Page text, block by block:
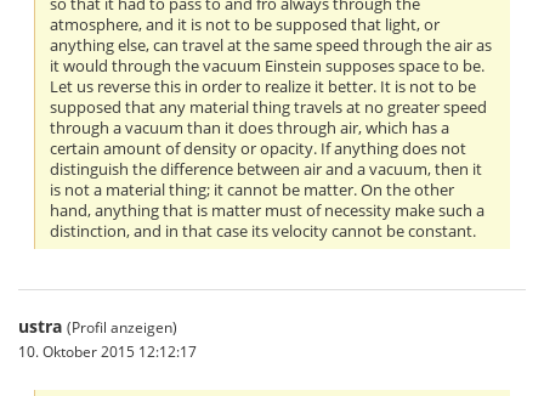
atmosphere, and it is not to be supposed that light, or
anything else, can travel at the same speed through the air as
it would through the vacuum Einstein supposes space to be.
Let us reverse this in order to realize it better. It is not to be
supposed that any material thing travels at no greater speed
through a vacuum than it does through air, which has a
certain amount of density or opacity. If anything does not
distinguish the difference between air and a vacuum, then it
is not a material thing; it cannot be matter. On the other
hand, anything that is matter must of necessity make such a
distinction, and in that case its velocity cannot be constant.
ustra (Profil anzeigen)
10. Oktober 2015 12:12:17